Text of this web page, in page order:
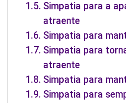
Simpatia para a
atraente
Simpatia para
Simpatia para
atraente
Simpatia para
Simpatia para